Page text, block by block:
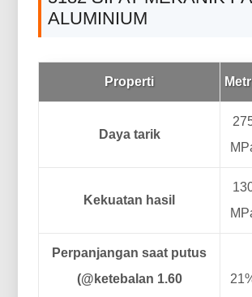
ALUMINIUM
Properti
Daya tarik
Kekuatan hasil
Perpanjangan saat putus
(@ketebalan 1.60